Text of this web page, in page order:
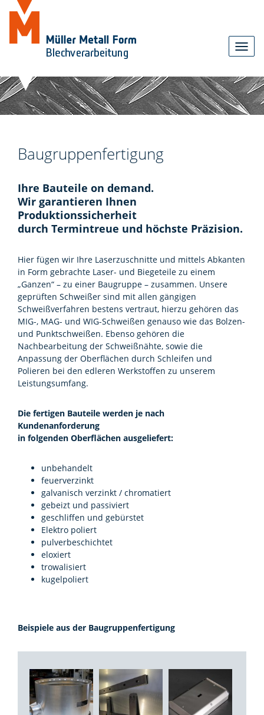
Baugruppenfertigung
Ihre Bauteile on demand.
Wir garantieren Ihnen
Produktionssicherheit
durch Termintreue und höchste Präzision.
Hier fügen wir Ihre Laserzuschnitte und mittels Abkanten
in Form gebrachte Laser- und Biegeteile zu einem
„Ganzen“ – zu einer Baugruppe – zusammen. Unsere
geprüften Schweißer sind mit allen gängigen
Schweißverfahren bestens vertraut, hierzu gehören das
MIG-, MAG- und WIG-Schweißen genauso wie das Bolzen-
und Punktschweißen. Ebenso gehören die
Nachbearbeitung der Schweißnähte, sowie die
Anpassung der Oberflächen durch Schleifen und
Polieren bei den edleren Werkstoffen zu unserem
Leistungsumfang.
Die fertigen Bauteile werden je nach
Kundenanforderung
in folgenden Oberflächen ausgeliefert:
unbehandelt
feuerverzinkt
galvanisch verzinkt / chromatiert
gebeizt und passiviert
geschliffen und gebürstet
Elektro poliert
pulverbeschichtet
eloxiert
trowalisiert
kugelpoliert
Beispiele aus der Baugruppenfertigung